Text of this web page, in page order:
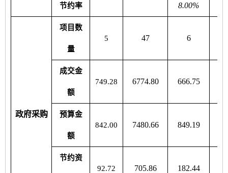
节约率 8.00%
政府采购
项目数
量
5 47 6
成交金
额
749.28 6774.80 666.75
预算金
额
842.00 7480.66 849.19
节约资
92.72
705.86 182.44